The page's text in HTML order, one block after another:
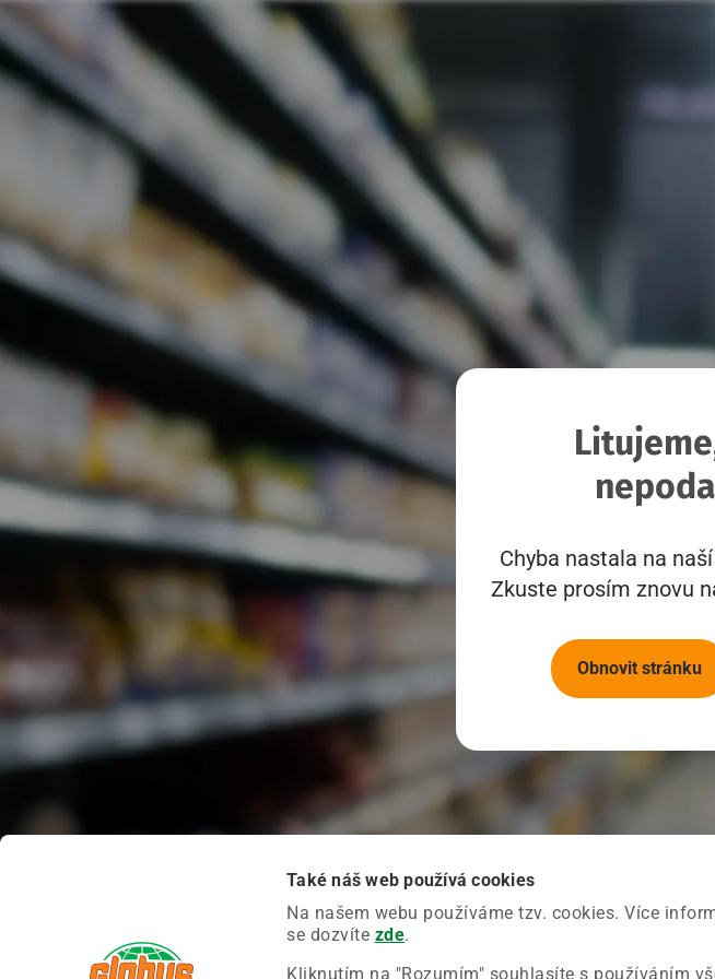
Také náš web používá cookies
Na našem webu používáme tzv. cookies. Více
se dozvíte zde.
Kliknutím na "Rozumím" souhlasíte s používáním
Chyba nastala na
Zkuste prosím znovu
Obnovit stránku